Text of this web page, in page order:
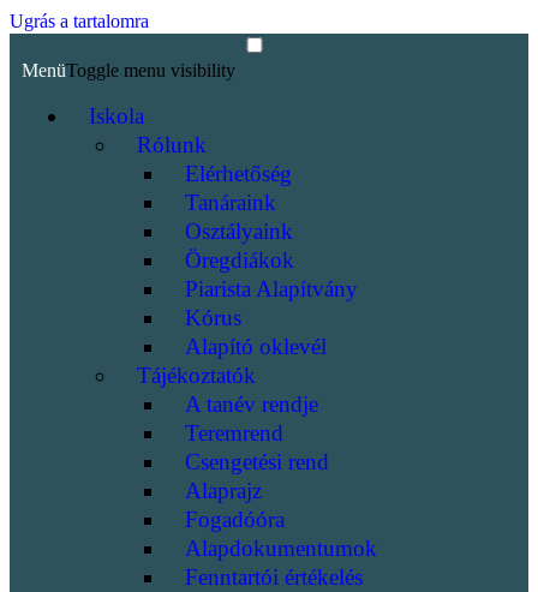
Ugrás a tartalomra
MenüToggle menu visibility
Iskola
Rólunk
Elérhetőség
Tanáraink
Osztályaink
Öregdiákok
Piarista Alapítvány
Kórus
Alapító oklevél
Tájékoztatók
A tanév rendje
Teremrend
Csengetési rend
Alaprajz
Fogadóóra
Alapdokumentumok
Fenntartói értékelés